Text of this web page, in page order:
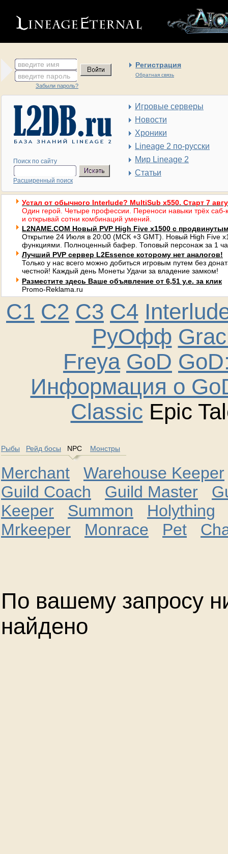
введите имя Регистрация
Обратная связь
введите пароль
Забыли пароль?
Поиск по сайту
Расширенный поиск
Игровые серверы
Новости
Хроники
Lineage 2 по-русски
Мир Lineage 2
Статьи
Устал от обычного Interlude? MultiSub x550. Старт 7
Один герой. Четыре профессии. Переноси навыки трёх саб-
и открывай сотни комбинаций умений.
L2NAME.COM Новый PVP High Five x1500 с
Открытие 24 Июля в 20:00 (МСК +3 GMT). Новый High Five
функциями. Полноценный бафер. Топовый персонаж за 1
Лучший PVP сервер L2Essence которому нет аналогов!
Только у нас всего можно добиться игровым путем без
честной! Каждый день Монеты Удачи за владение замком!
Разместите здесь Ваше объявление от 6,51 у.е. за клик
Promo-Reklama.ru
C1 C2 C3 C4
РуОфф
Freya GoD
Информация о
Classic Epic
Рыбы Рейд босы NPC Монстры
Merchant
Warehouse Keeper
Guild Coach
Guild Master
Keeper
Summon Holything
Mrkeeper
Monrace Pet
По вашему запросу
найдено